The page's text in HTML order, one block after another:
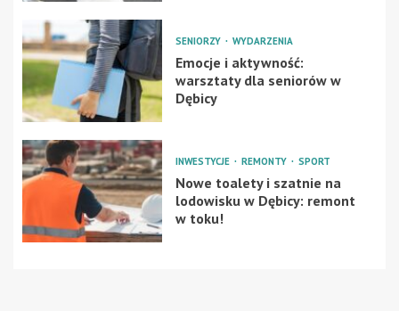
SENIORZY WYDARZENIA
Emocje i aktywność:
warsztaty dla seniorów w
Dębicy
INWESTYCJE REMONTY SPORT
Nowe toalety i szatnie na
lodowisku w Dębicy: remont
w toku!